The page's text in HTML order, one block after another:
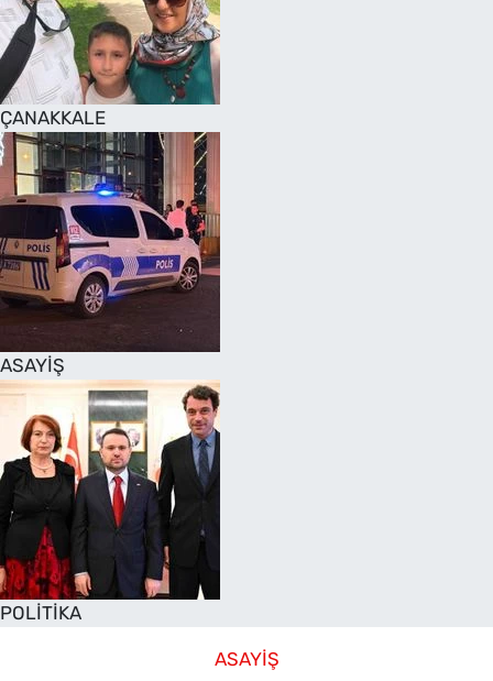
ÇANAKKALE
ASAYİŞ
POLİTİKA
ASAYİŞ
SAĞLIK
TV REHBERİ